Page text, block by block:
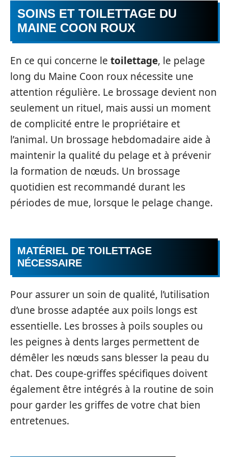
SOINS ET TOILETTAGE DU
MAINE COON ROUX
En ce qui concerne le toilettage, le pelage
long du Maine Coon roux nécessite une
attention régulière. Le brossage devient non
seulement un rituel, mais aussi un moment
de complicité entre le propriétaire et
l’animal. Un brossage hebdomadaire aide à
maintenir la qualité du pelage et à prévenir
la formation de nœuds. Un brossage
quotidien est recommandé durant les
périodes de mue, lorsque le pelage change.
MATÉRIEL DE TOILETTAGE
NÉCESSAIRE
Pour assurer un soin de qualité, l’utilisation
d’une brosse adaptée aux poils longs est
essentielle. Les brosses à poils souples ou
les peignes à dents larges permettent de
démêler les nœuds sans blesser la peau du
chat. Des coupe-griffes spécifiques doivent
également être intégrés à la routine de soin
pour garder les griffes de votre chat bien
entretenues.